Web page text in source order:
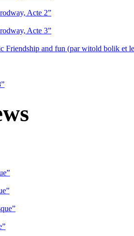
Acte 2”
Acte 3”
Friendship and fun (par witold bolik et